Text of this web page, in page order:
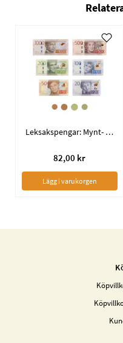
Leksakspengar: Mynt- och sedelpåse
82,00 kr
Lägg i varukorgen